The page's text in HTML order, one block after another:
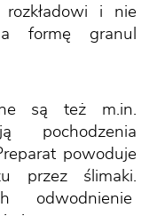
rozkładowi i nie
formę granul
są też m.in.
pochodzenia
powoduje
przez ślimaki.
odwodnienie